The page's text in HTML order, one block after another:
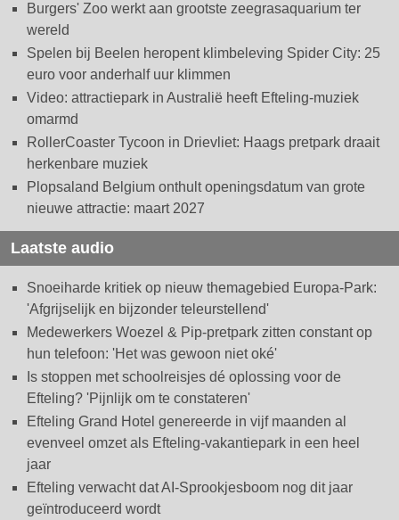
Burgers' Zoo werkt aan grootste zeegrasaquarium ter
wereld
Spelen bij Beelen heropent klimbeleving Spider City: 25
euro voor anderhalf uur klimmen
Video: attractiepark in Australië heeft Efteling-muziek
omarmd
RollerCoaster Tycoon in Drievliet: Haags pretpark draait
herkenbare muziek
Plopsaland Belgium onthult openingsdatum van grote
nieuwe attractie: maart 2027
Laatste audio
Snoeiharde kritiek op nieuw themagebied Europa-Park:
'Afgrijselijk en bijzonder teleurstellend'
Medewerkers Woezel & Pip-pretpark zitten constant op
hun telefoon: 'Het was gewoon niet oké'
Is stoppen met schoolreisjes dé oplossing voor de
Efteling? 'Pijnlijk om te constateren'
Efteling Grand Hotel genereerde in vijf maanden al
evenveel omzet als Efteling-vakantiepark in een heel
jaar
Efteling verwacht dat AI-Sprookjesboom nog dit jaar
geïntroduceerd wordt